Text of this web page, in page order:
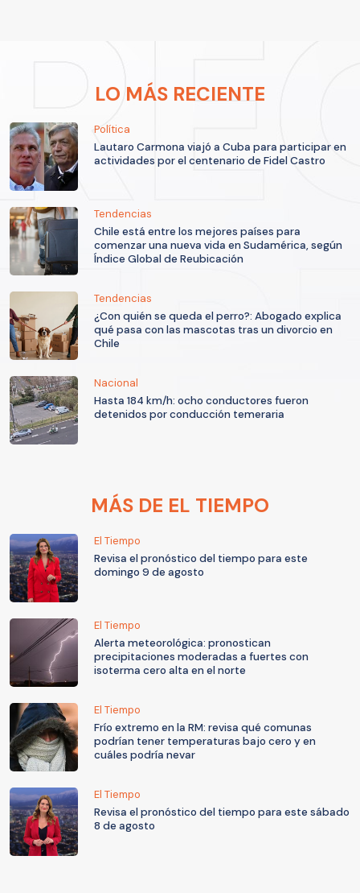
LO MÁS RECIENTE
Política
Lautaro Carmona viajó a Cuba para participar en
actividades por el centenario de Fidel Castro
Tendencias
Chile está entre los mejores países para
comenzar una nueva vida en Sudamérica, según
Índice Global de Reubicación
Tendencias
¿Con quién se queda el perro?: Abogado explica
qué pasa con las mascotas tras un divorcio en
Chile
Nacional
Hasta 184 km/h: ocho conductores fueron
detenidos por conducción temeraria
MÁS DE EL TIEMPO
El Tiempo
Revisa el pronóstico del tiempo para este
domingo 9 de agosto
El Tiempo
Alerta meteorológica: pronostican
precipitaciones moderadas a fuertes con
isoterma cero alta en el norte
El Tiempo
Frío extremo en la RM: revisa qué comunas
podrían tener temperaturas bajo cero y en
cuáles podría nevar
El Tiempo
Revisa el pronóstico del tiempo para este sábado
8 de agosto